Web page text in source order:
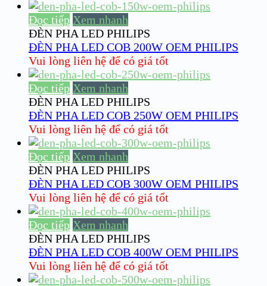
Đọc tiếp Xem nhanh
ĐÈN PHA LED PHILIPS
ĐÈN PHA LED COB 200W OEM PHILIPS
Vui lòng liên hệ để có giá tốt
Đọc tiếp Xem nhanh
ĐÈN PHA LED PHILIPS
ĐÈN PHA LED COB 250W OEM PHILIPS
Vui lòng liên hệ để có giá tốt
Đọc tiếp Xem nhanh
ĐÈN PHA LED PHILIPS
ĐÈN PHA LED COB 300W OEM PHILIPS
Vui lòng liên hệ để có giá tốt
Đọc tiếp Xem nhanh
ĐÈN PHA LED PHILIPS
ĐÈN PHA LED COB 400W OEM PHILIPS
Vui lòng liên hệ để có giá tốt